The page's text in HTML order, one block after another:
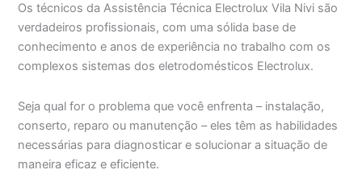
Os técnicos da Assistência Técnica Electrolux Vila Nivi são
verdadeiros profissionais, com uma sólida base de
conhecimento e anos de experiência no trabalho com os
complexos sistemas dos eletrodomésticos Electrolux.
Seja qual for o problema que você enfrenta – instalação,
conserto, reparo ou manutenção – eles têm as habilidades
necessárias para diagnosticar e solucionar a situação de
maneira eficaz e eficiente.